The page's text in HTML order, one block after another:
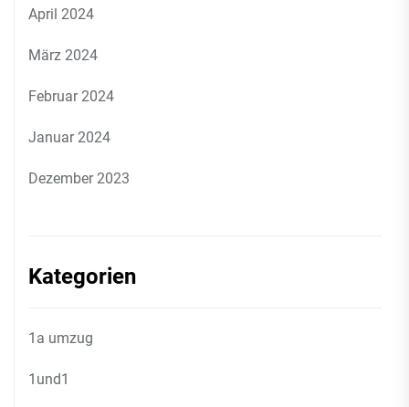
April 2024
März 2024
Februar 2024
Januar 2024
Dezember 2023
Kategorien
1a umzug
1und1